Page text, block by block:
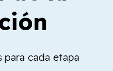
para cada etapa